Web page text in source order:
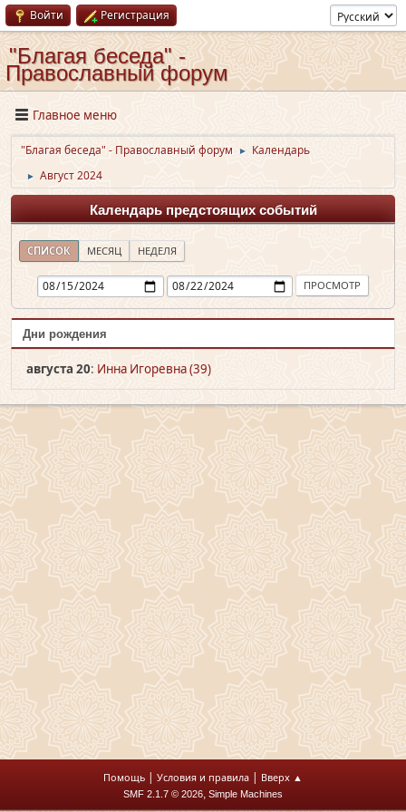
Войти Регистрация
"Благая беседа" -
Православный форум
Главное меню
"Благая беседа" - Православный форум ► Календарь
► Август 2024
Календарь предстоящих событий
СПИСОК МЕСЯЦ НЕДЕЛЯ
Дни рождения
августа 20: Инна Игоревна (39)
Помощь | Условия и правила | Вверх ▲
SMF 2.1.7 © 2026, Simple Machines